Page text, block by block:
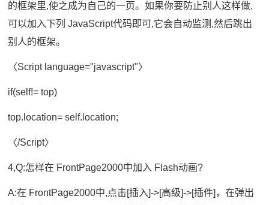
的框架里,使之成为自己的一页。如果你要防止别人这样做,
可以加入下列 JavaScript代码即可,它会自动监测,然后跳出
别人的框架。
〈Script language="javascript"〉
if(self!= top)
top.location= self.location;
〈/Script〉
4,Q:怎样在 FrontPage2000中加入 Flash动画?
A:在 FrontPage2000中,点击[插入]->[高级]->[插件]，在弹出